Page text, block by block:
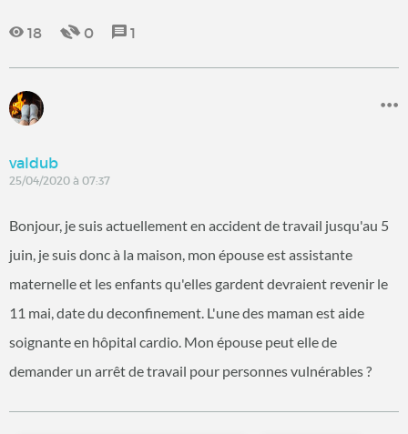
18 0 1
valdub
25/04/2020 à 07:37
Bonjour, je suis actuellement en accident de travail jusqu'au 5
juin, je suis donc à la maison, mon épouse est assistante
maternelle et les enfants qu'elles gardent devraient revenir le
11 mai, date du deconfinement. L'une des maman est aide
soignante en hôpital cardio. Mon épouse peut elle de
demander un arrêt de travail pour personnes vulnérables ?